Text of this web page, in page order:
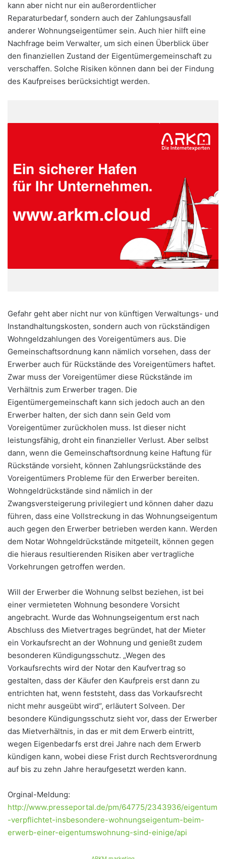
kann aber nicht nur ein außerordentlicher
Reparaturbedarf, sondern auch der Zahlungsausfall
anderer Wohnungseigentümer sein. Auch hier hilft eine
Nachfrage beim Verwalter, um sich einen Überblick über
den finanziellen Zustand der Eigentümergemeinschaft zu
verschaffen. Solche Risiken können dann bei der Findung
des Kaufpreises berücksichtigt werden.
Gefahr geht aber nicht nur von künftigen Verwaltungs- und
Instandhaltungskosten, sondern auch von rückständigen
Wohngeldzahlungen des Voreigentümers aus. Die
Gemeinschaftsordnung kann nämlich vorsehen, dass der
Erwerber auch für Rückstände des Voreigentümers haftet.
Zwar muss der Voreigentümer diese Rückstände im
Verhältnis zum Erwerber tragen. Die
Eigentümergemeinschaft kann sich jedoch auch an den
Erwerber halten, der sich dann sein Geld vom
Voreigentümer zurückholen muss. Ist dieser nicht
leistungsfähig, droht ein finanzieller Verlust. Aber selbst
dann, wenn die Gemeinschaftsordnung keine Haftung für
Rückstände vorsieht, können Zahlungsrückstände des
Voreigentümers Probleme für den Erwerber bereiten.
Wohngeldrückstände sind nämlich in der
Zwangsversteigerung privilegiert und können daher dazu
führen, dass eine Vollstreckung in das Wohnungseigentum
auch gegen den Erwerber betrieben werden kann. Werden
dem Notar Wohngeldrückstände mitgeteilt, können gegen
die hieraus resultierenden Risiken aber vertragliche
Vorkehrungen getroffen werden.
Will der Erwerber die Wohnung selbst beziehen, ist bei
einer vermieteten Wohnung besondere Vorsicht
angebracht. Wurde das Wohnungseigentum erst nach
Abschluss des Mietvertrages begründet, hat der Mieter
ein Vorkaufsrecht an der Wohnung und genießt zudem
besonderen Kündigungsschutz. „Wegen des
Vorkaufsrechts wird der Notar den Kaufvertrag so
gestalten, dass der Käufer den Kaufpreis erst dann zu
entrichten hat, wenn feststeht, dass das Vorkaufsrecht
nicht mehr ausgeübt wird“, erläutert Solveen. Der
besondere Kündigungsschutz sieht vor, dass der Erwerber
das Mietverhältnis, in das er mit dem Erwerb eintritt,
wegen Eigenbedarfs erst drei Jahre nach dem Erwerb
kündigen kann, wobei diese Frist durch Rechtsverordnung
auf bis zu zehn Jahre heraufgesetzt werden kann.
Orginal-Meldung:
http://www.presseportal.de/pm/64775/2343936/eigentum
-verpflichtet-insbesondere-wohnungseigentum-beim-
erwerb-einer-eigentumswohnung-sind-einige/api